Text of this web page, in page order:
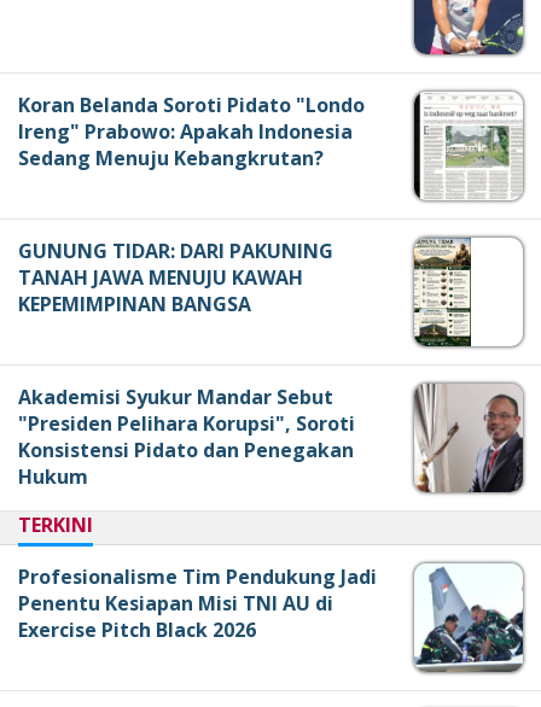
Koran Belanda Soroti Pidato "Londo
Ireng" Prabowo: Apakah Indonesia
Sedang Menuju Kebangkrutan?
GUNUNG TIDAR: DARI PAKUNING
TANAH JAWA MENUJU KAWAH
KEPEMIMPINAN BANGSA
Akademisi Syukur Mandar Sebut
"Presiden Pelihara Korupsi", Soroti
Konsistensi Pidato dan Penegakan
Hukum
TERKINI
Profesionalisme Tim Pendukung Jadi
Penentu Kesiapan Misi TNI AU di
Exercise Pitch Black 2026